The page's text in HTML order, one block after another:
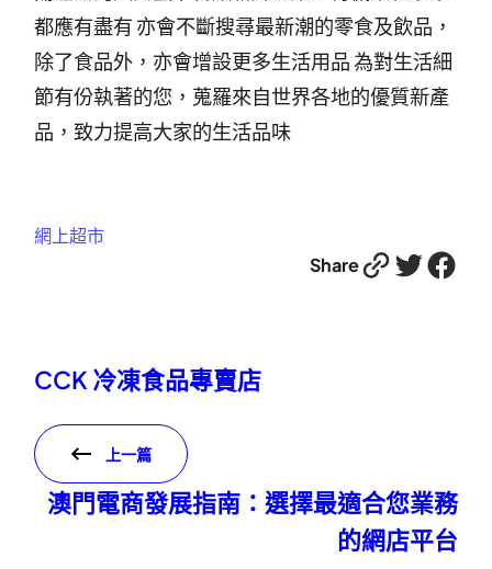
都應有盡有 亦會不斷搜尋最新潮的零食及飲品，
除了食品外，亦會增設更多生活用品 為對生活細
節有份執著的您，蒐羅來自世界各地的優質新產
品，致力提高大家的生活品味
網上超市
ShareLink Twitter Facebook
CCK 冷凍食品專賣店
上一篇
澳門電商發展指南：選擇最適合您業務
的網店平台